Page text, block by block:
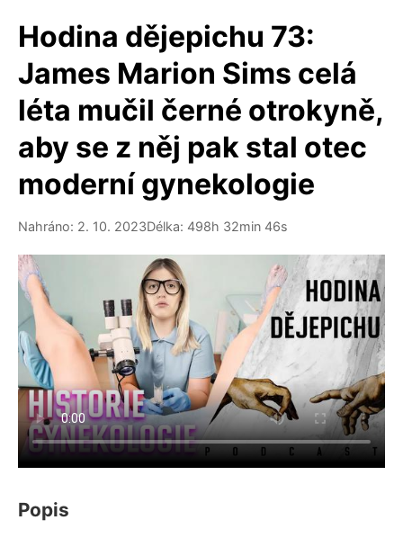
Hodina dějepichu 73:
James Marion Sims celá
léta mučil černé otrokyně,
aby se z něj pak stal otec
moderní gynekologie
Nahráno: 2. 10. 2023Délka: 498h 32min 46s
Popis